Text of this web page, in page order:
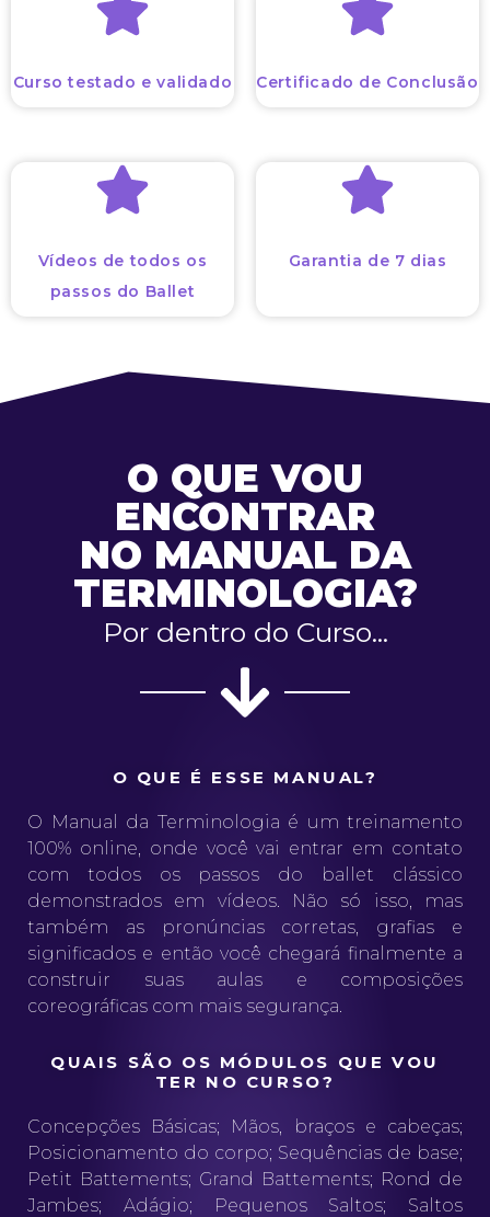
Curso testado e validado Certificado de Conclusão
Vídeos de todos os
passos do Ballet
Garantia de 7 dias
O QUE VOU
ENCONTRAR
NO MANUAL DA
TERMINOLOGIA?
Por dentro do Curso...
O QUE É ESSE MANUAL?
O Manual da Terminologia é um treinamento
100% online, onde você vai entrar em contato
com todos os passos do ballet clássico
demonstrados em vídeos. Não só isso, mas
também as pronúncias corretas, grafias e
significados e então você chegará finalmente a
construir suas aulas e composições
coreográficas com mais segurança.
QUAIS SÃO OS MÓDULOS QUE VOU
TER NO CURSO?
Concepções Básicas; Mãos, braços e cabeças;
Posicionamento do corpo; Sequências de base;
Petit Battements; Grand Battements; Rond de
Jambes; Adágio; Pequenos Saltos; Saltos